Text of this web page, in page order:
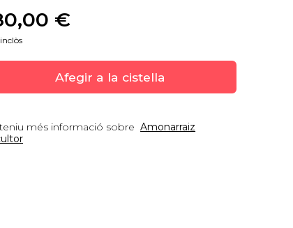
€
Afegir a la cistella
més informació sobre Amonarraiz